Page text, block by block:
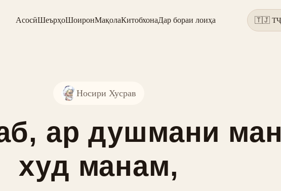
АсосӣШеърҳоШоиронМақолаКитобхонаДар бораи лоиҳа
Носири Хусрав
ар душмани ман
худ манам,